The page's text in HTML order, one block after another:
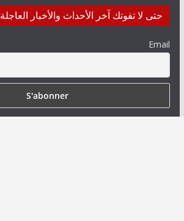
حتى لا تفوتك آخر الأحداث والأخبار العاجلة
Email